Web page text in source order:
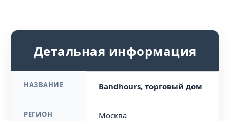
Детальная информация
НАЗВАНИЕ Bandhours, торговый дом
РЕГИОН Москва